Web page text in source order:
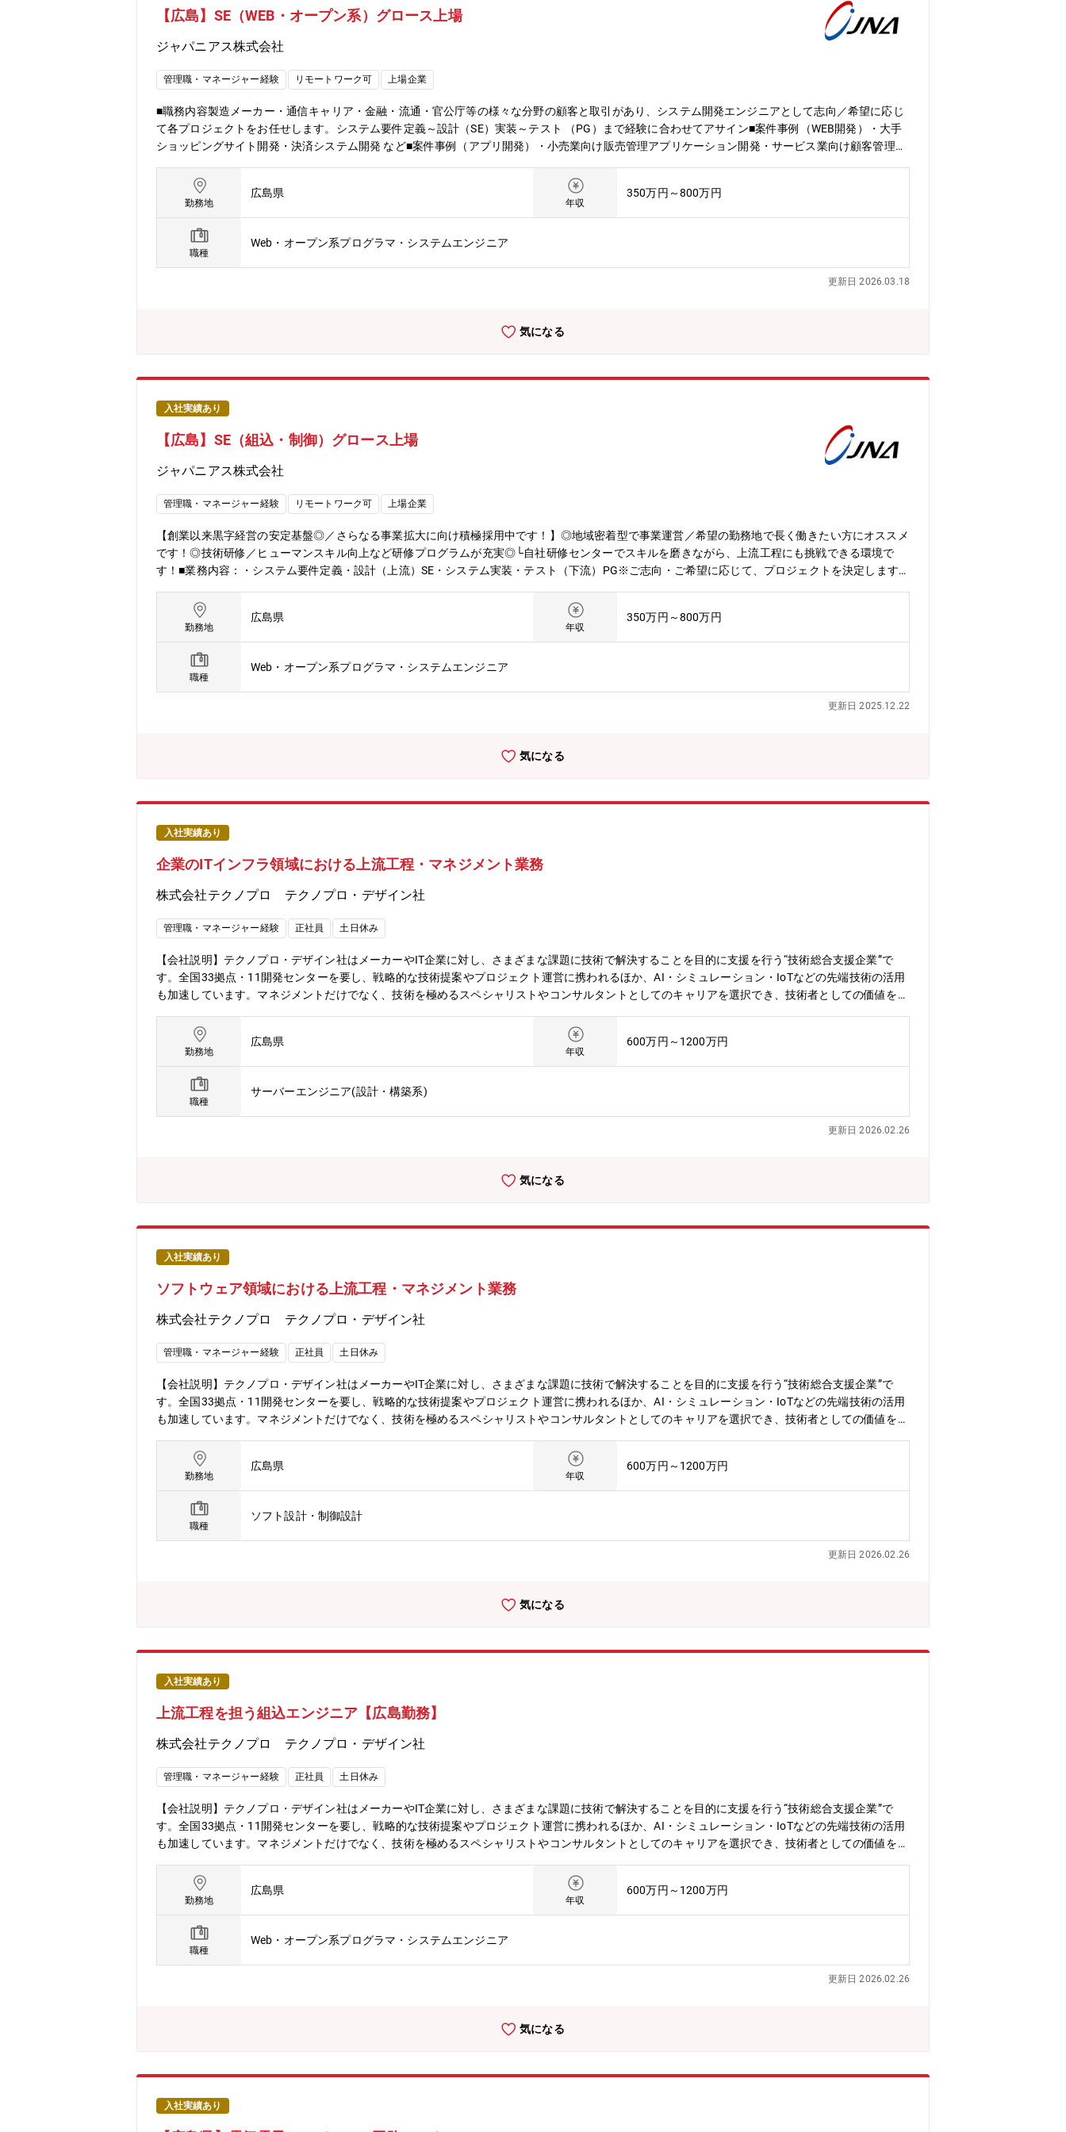
【広島】SE（WEB・オープン系）グロース上場
ジャパニアス株式会社
管理職・マネージャー経験 リモートワーク可 上場企業
■職務内容製造メーカー・通信キャリア・金融・流通・官公庁等の様々な分野の顧客と取引があり、システム開発エンジニアとして志向／希望に応じ
て各プロジェクトをお任せします。システム要件定義～設計（SE）実装～テスト （PG）まで経験に合わせてアサイン■案件事例（WEB開発）・大手
ショッピングサイト開発・決済システム開発 など■案件事例（アプリ開発）・小売業向け販売管理アプリケーション開発・サービス業向け顧客管理ア
／PHP／C／.NET／Python／JavaScript／SQL／Android／Objective-c■職務の魅力・特徴・将来的なキャリアとして、顧客との要件定義など最上流か
ら関われるリーダーポジションや、エンジニアのマネジメントを行うSVなど、スキル・マネジメント両方のキャリアを積めます。・経験年数やスキ
ルに関わらず昇給できる環境です。加えて、単価連動型給与制度（派遣単価を技術者に公開）により自身の頑張りや顧客への貢献が給与にしっかりと
反映され、能動的に給与アップも目指せます。■当社の特徴・魅力当社は日本のIT業界やものづくりメーカーに対して、AI・クラウドを中心とした先
端テクノロジーを提供するエンジニアリングカンパニーです。・主要都市を中心に8エリアに事業所・開発センター・研修センターを展開（転勤は基
本ありません）・創業以来利益を追求し、過去に一度も赤字を出すことなく健全な経営を維持・広範かつ高度な技術に対応できるよう各分野に特化し
たエンジニアが多数在籍（システム開発・インフラ構築・ハードウェア開発・化学生物分析～基礎研究）・資格保有者が多く在籍しており専門性の高
力向上に向けたフォロー■営業部：取引先へ案件の受注、単価交渉など営業面からフォロー※技術部を統括している2名の社員のもとに、プロジェク
勤務地
広島県
年収
350万円～800万円
職種
Web・オープン系プログラマ・システムエンジニア
更新日 2026.03.18
気になる
入社実績あり
【広島】SE（組込・制御）グロース上場
ジャパニアス株式会社
管理職・マネージャー経験 リモートワーク可 上場企業
【創業以来黒字経営の安定基盤◎／さらなる事業拡大に向け積極採用中です！】◎地域密着型で事業運営／希望の勤務地で長く働きたい方にオススメ
です！◎技術研修／ヒューマンスキル向上など研修プログラムが充実◎└自社研修センターでスキルを磨きながら、上流工程にも挑戦できる環境で
す！■業務内容：・システム要件定義・設計（上流）SE・システム実装・テスト（下流）PG※ご志向・ご希望に応じて、プロジェクトを決定します
開発環境使用OS： Linux、UNIX、Windows、μITRON、Symbian OS、メーカ独自OS 等使用言語： C、 C++、VC++、アセンブラ 等使用DB：
Oracle、MySQL、PosgreSQL、MS SQL Server 等■同社の特徴：同社は日本が世界に誇るモノづくりメーカーの製品設計をサポートする技術系アウ
トソーシングカンパニーです。「機械系」「電気・電子系」「IT系」の設計開発に特化し、実験・評価・解析、技術サポートまで幅広い領域で活躍し
ています。設計アウトソーシングはサービス業に分類されますが、実際の業務は世界をリードする大手メーカーの「モノづくり」を技術支援してお
り、同社はこれについて工場を持たない製造業「第二製造業」と命名しました。培ってきた高度な技術力と多彩なフィールドの組み合わせにより、エ
ンジニアとしての可能性は無限に広がります。■同社が求める人物像：同社では過去の経験よりも今後の可能性を重視しています。第二製造業になり
雇用を創出するという経営理念の下に、創業以来エンジニアを中心に多くの中途採用者を迎えてきました。その際に重視してきたのは実績よりもむし
勤務地
広島県
年収
350万円～800万円
職種
Web・オープン系プログラマ・システムエンジニア
更新日 2025.12.22
気になる
入社実績あり
企業のITインフラ領域における上流工程・マネジメント業務
株式会社テクノプロ テクノプロ・デザイン社
管理職・マネージャー経験 正社員 土日休み
【会社説明】テクノプロ・デザイン社はメーカーやIT企業に対し、さまざまな課題に技術で解決することを目的に支援を行う“技術総合支援企業”で
す。全国33拠点・11開発センターを要し、戦略的な技術提案やプロジェクト運営に携われるほか、AI・シミュレーション・IoTなどの先端技術の活用
も加速しています。マネジメントだけでなく、技術を極めるスペシャリストやコンサルタントとしてのキャリアを選択でき、技術者としての価値を最
提案など、企業のITインフラ領域における上流工程・マネジメント業務を担うハイキャリア人材を募集します。AWS・Azureなどのクラウド環境を中
心に、設計思想のレビュー、運用設計、顧客折衝、ベンダーコントロールなど、技術と戦略の両面からプロジェクトを推進していただきます。例え
ば、、、■通信キャリア向けインフラソリューション提案■クラウド基盤整備・共通環境構築■金融機関向けクラウド運用内製化支援■セキュリティ・
脆弱性対応■クラウド環境構築（鉄道・公共系）■MS Intune・Azure環境の設計・構築【使用される技術】・Linux・WindowsServer・VMware(仮想
化)・AWS・Azure・GCP・ActiveDirectory・Zabbix・Terraform・ansible・JP1【プロジェクトによっては構想から】クライアントが考える構想を元
に課題感を抽出、整理し、解決するために、どのような方法で実現するか方針を定め取り組んでいます。タスクの洗い出しや課題抽出・対応方針策
定・要求事項整理・評価など、構想フェーズから関わることができます。【テクノプロ・デザイン社でのやりがい】１．話題性の高いモノづくりに携
価値を高めるために、そして、エンジニアの選択肢が多い働きやすい職場環境をつくるために、様々な取り組みを行っています。例えば、技術コンサ
なキャリアを描く風土があり、人がいます。技術を育てる技術が、テクノプロ・デザイン社には溢れています。【豊富な研修制度】自社研修以外にも
《これまでに研修を受講したエンジニアは97,492名》階層別、職能別、目的・課題別の研修プログラムを200種以上用意しており、いつでも学ぶこと
その他にもさまざまなプログラムを用意しております。
勤務地
広島県
年収
600万円～1200万円
職種
サーバーエンジニア(設計・構築系)
更新日 2026.02.26
気になる
入社実績あり
ソフトウェア領域における上流工程・マネジメント業務
株式会社テクノプロ テクノプロ・デザイン社
管理職・マネージャー経験 正社員 土日休み
【会社説明】テクノプロ・デザイン社はメーカーやIT企業に対し、さまざまな課題に技術で解決することを目的に支援を行う“技術総合支援企業”で
す。全国33拠点・11開発センターを要し、戦略的な技術提案やプロジェクト運営に携われるほか、AI・シミュレーション・IoTなどの先端技術の活用
も加速しています。マネジメントだけでなく、技術を極めるスペシャリストやコンサルタントとしてのキャリアを選択でき、技術者としての価値を最
erにて、企業のIT戦略推進、業務システム開発、クラウド導入、セキュリティ設計など、ソフトウェア領域における上流工程・マネジメント業務を担
うハイキャリア人材を募集します。要件定義、企画立案、運用設計、ベンダーコントロール、プロジェクト推進など、技術とビジネスの両面から価値
を創出するポジションです。ユニットと呼ばれるチーム単位で取組んでいきます。テクノプロデザインのエンジニアで最大20数名規模で構成された
プロジェクトもございます。経験・スキルにより、PL、PMとして活躍いただくことも想定しています。【テクノプロ・デザイン社でのやりがい】
１．話題性の高いモノづくりに携わることができます。２．PJによっては、白紙の段階から構想をもとに要件設定ができます。３．様々な技術を試
せる環境で働くことができます。４．各々の技術力の成長ができる環境です。５．ライフワークバランスが取りやすいです。【働く環境】リーディン
グカンパニーとして業界価値を高めるために、そして、エンジニアの選択肢が多い働きやすい職場環境をつくるために、様々な取り組みを行っていま
ことができる環境」との声が上がっています。また、社員の夢を実現まで応援する「自己実現委員会」などの独自の研修制度や、そもそもの生き方か
ており、いつでも学ぶことができます。さらに、技術研修事業を手がけるグループ会社が運営する、全国60校以上の外部スクールも活用OK！多様な
勤務地
広島県
年収
600万円～1200万円
職種
ソフト設計・制御設計
更新日 2026.02.26
気になる
入社実績あり
上流工程を担う組込エンジニア【広島勤務】
株式会社テクノプロ テクノプロ・デザイン社
管理職・マネージャー経験 正社員 土日休み
【会社説明】テクノプロ・デザイン社はメーカーやIT企業に対し、さまざまな課題に技術で解決することを目的に支援を行う“技術総合支援企業”で
す。全国33拠点・11開発センターを要し、戦略的な技術提案やプロジェクト運営に携われるほか、AI・シミュレーション・IoTなどの先端技術の活用
も加速しています。マネジメントだけでなく、技術を極めるスペシャリストやコンサルタントとしてのキャリアを選択でき、技術者としての価値を最
におけるマネジメント・上流工程を担うエンジニアを募集します。技術力とマネジメント力を活かし、プロジェクト推進・品質管理・顧客折衝・チー
ム育成など、幅広い業務に携わっていただきます。【例えば】■自動車用ブレーキシステムの制御開発■FA機器向けマシンビジョンカメラの組込開発■
エンジン制御ソフトウェアのPM業務■ALM環境の導入・運用保守
勤務地
広島県
年収
600万円～1200万円
職種
Web・オープン系プログラマ・システムエンジニア
更新日 2026.02.26
気になる
入社実績あり